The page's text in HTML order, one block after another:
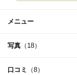
メニュー
写真 （18）
口コミ （8）